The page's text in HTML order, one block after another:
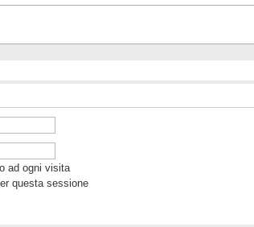
ad ogni visita
questa sessione